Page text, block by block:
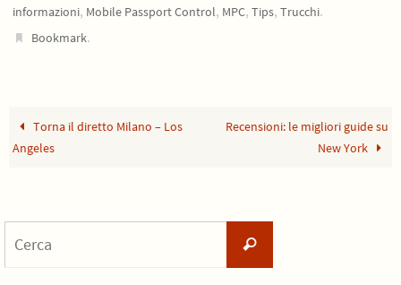
informazioni, Mobile Passport Control, MPC, Tips, Trucchi.
Bookmark.
Torna il diretto Milano – Los
Angeles
Recensioni: le migliori guide su
New York
Cerca